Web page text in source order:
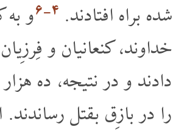
شده براه افتادند. ۴‏-۶
و
خداوند، کنعانیان و
دادند و در نتیجه، ده
را در بازِق بقتل رساندند.